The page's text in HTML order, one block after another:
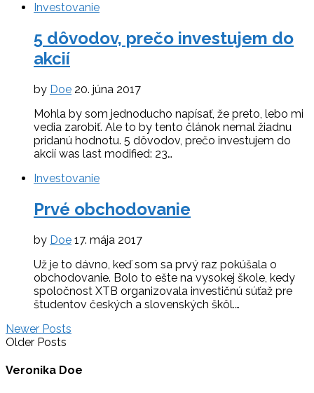
Investovanie
5 dôvodov, prečo investujem do
akcií
by Doe 20. júna 2017
Mohla by som jednoducho napísať, že preto, lebo mi
vedia zarobiť. Ale to by tento článok nemal žiadnu
pridanú hodnotu. 5 dôvodov, prečo investujem do
akcií was last modified: 23…
Investovanie
Prvé obchodovanie
by Doe 17. mája 2017
Už je to dávno, keď som sa prvý raz pokúšala o
obchodovanie. Bolo to ešte na vysokej škole, kedy
spoločnost XTB organizovala investičnú súťaž pre
študentov českých a slovenských škôl.…
Newer Posts
Older Posts
Veronika Doe